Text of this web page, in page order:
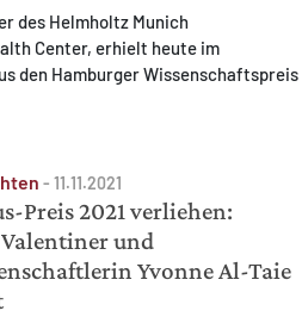
des Helmholtz Munich
Center, erhielt heute im
den Hamburger Wissenschaftspreis
- 11.11.2021
Preis 2021 verliehen:
und
Yvonne Al-Taie